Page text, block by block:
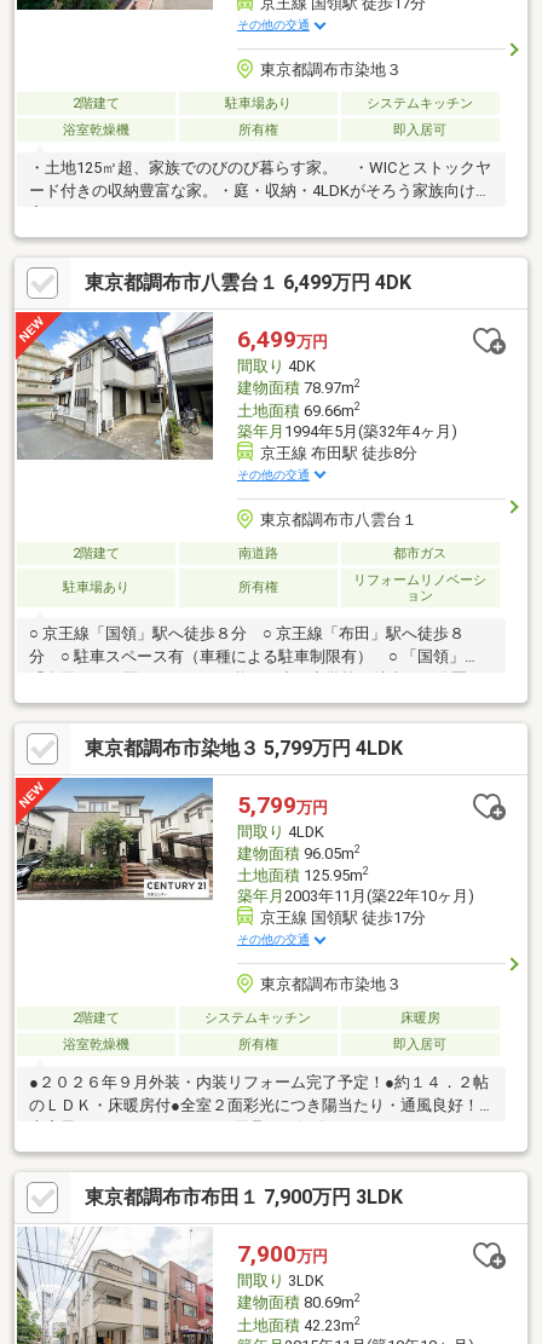
その他の交通
東京都調布市染地３
2階建て 駐車場あり
システムキッチン
浴室乾燥機
所有権 即入居可
・土地125㎡超、家族でのびのび暮らす家。 ・WICとストックヤ
ード付きの収納豊富な家。・庭・収納・4LDKがそろう家族向け住
東京都調布市八雲台１ 6,499万円 4DK
6,499万円
間取り 4DK
建物面積78.97m2
土地面積69.66m2
築年月 1994年5月(築32年4ヶ月)
京王線 布田駅 徒歩8分
その他の交通
東京都調布市八雲台１
2階建て 南道路 都市ガス
駐車場あり 所有権
リフォームリノベーシ
ョン
○ 京王線「国領」駅へ徒歩８分 ○ 京王線「布田」駅へ徒歩８
分 ○ 駐車スペース有（車種による駐車制限有） ○ 「国領」
内 お子様のいらっしゃるご家庭にも嬉しい立地 ・市立八雲
台小学校へ 徒歩４分（約２７０ｍ） ・市立第七中学校へ 徒
歩１０分（約８００ｍ） ■ 内装リフォーム ２０２６年９月末
完成予定 ○ キッチン交換 ○ トイレ交換 ○ システムバス交換
○ 洗面台交換 ○ クロス貼替（天井） ○ 外壁・屋根塗装 ○ バル
コニー防水 ○ テラス屋根高圧洗浄 ○ 室内クリーニング ○ 門柱
設置
東京都調布市染地３ 5,799万円 4LDK
5,799万円
間取り 4LDK
建物面積96.05m2
土地面積125.95m2
築年月 2003年11月(築22年10ヶ月)
京王線 国領駅 徒歩17分
その他の交通
東京都調布市染地３
2階建て システムキッチン
床暖房
浴室乾燥機
所有権 即入居可
●２０２６年９月外装・内装リフォーム完了予定！●約１４．２帖
のＬＤＫ・床暖房付●全室２面彩光につき陽当たり・通風良好！●
付！●来客時に重宝する和室あり●食洗機・浴室乾燥機付●京王線
「国領」駅徒歩１７分！～周辺環境～〇コンビニ徒歩５分・スー
パー徒歩８分！〇杉森小学校、第三中学校徒歩９分！〇図書館徒
歩５分・郵便局徒歩９分！CENTURY21住新センターではきめ細や
かなサービスで安心のサポート体制を敷いております。■経験豊
富な知識を持つローンアドバイザースタッフ多数■■安心の無料送
迎サービス
東京都調布市布田１ 7,900万円 3LDK
7,900万円
間取り 3LDK
建物面積80.69m2
土地面積42.23m2